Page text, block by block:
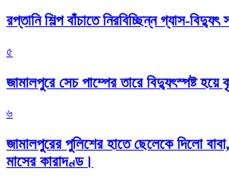
রপ্তানি শিল্প বাঁচাতে নিরবিচ্ছিন্ন গ্যাস-বিদ্যুৎ
৫
জামালপুরে সেচ পাম্পের তারে বিদ্যুৎস্পষ্ট
৬
জামালপুরের পুলিশের হাতে ছেলেকে দিলো
মাসের কারাদণ্ড।